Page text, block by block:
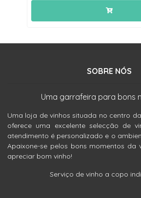
SOBRE NÓS
Uma garrafeira para bons
Uma loja de vinhos situada no centro
oferece uma excelente selecção de
atendimento é personalizado e o
Apaixone-se pelos bons momentos da
apreciar bom vinho!
Serviço de vinho a copo